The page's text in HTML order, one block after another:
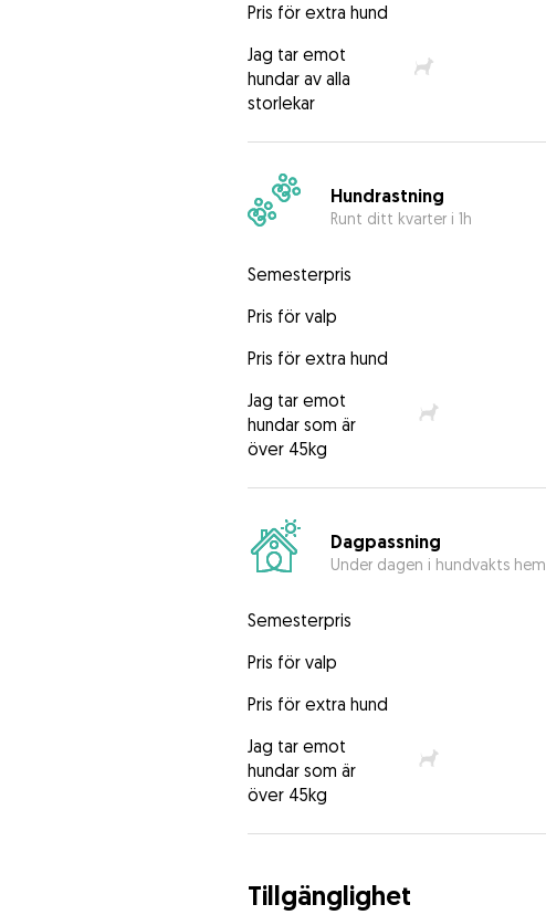
Pris för extra hund
Jag tar emot
hundar av alla
storlekar
Hundrastning
Runt ditt kvarter i 1h
Semesterpris
Pris för valp
Pris för extra hund
Jag tar emot
hundar som är
över 45kg
Dagpassning
Under dagen i hundvakts hem
Semesterpris
Pris för valp
Pris för extra hund
Jag tar emot
hundar som är
över 45kg
Tillgänglighet